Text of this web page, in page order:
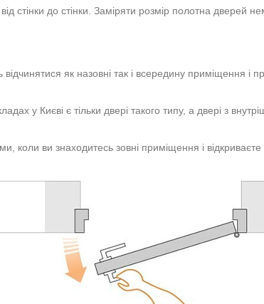
стінки до стінки. Заміряти розмір полотна дверей
як назовні так і всередину приміщення і
у Києві є тільки двері такого типу, а двері з
коли ви знаходитесь зовні приміщення і